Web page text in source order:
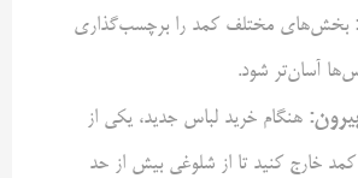
بخش‌های مختلف کمد را برچسب‌گذاری
آسان‌تر شود.
هنگام خرید لباس جدید، یکی از
خارج کنید تا از شلوغی بیش از حد